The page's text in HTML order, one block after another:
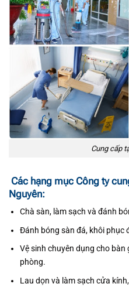
Cung cấp
Các hạng mục Công ty
Nguyên:
Chà sàn, làm sạch và đánh
Đánh bóng sàn đá, khôi phục
Vệ sinh chuyên dụng cho
phòng.
Lau dọn và làm sạch cửa